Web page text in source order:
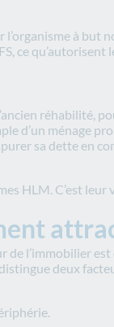
l’organisme à but
ce qu’autorisent
réhabilité,
d’un ménage
sa dette en
HLM. C’est leur
de l’immobilier
deux